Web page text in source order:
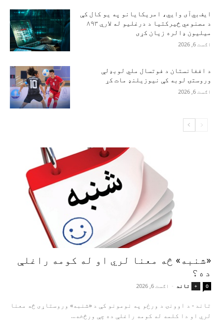
ایف‌بي‌آی وايي، امریکایانو په یو کال کې
د مصنوعي ځیرکتیا د درغلیو له لارې ۸۹۳
میلیون ډالره زیان کړی
اګست 6, 2026
د افغانستان د فوتسال ملي لوبډلې
وروستۍ لوبه کې نیوزیلنډ مات کړ
اګست 6, 2026
«شنبه» څه معنا لري او له کومه راغلې
ده؟
+ تاند - اګست 6, 2026 0
تاند - د اوونۍ د ورځو په نومونو کې د «شنبه» وروستاړی څه معنا
لري او دا کلمه له کومه راغلې ده چې ورڅخه...